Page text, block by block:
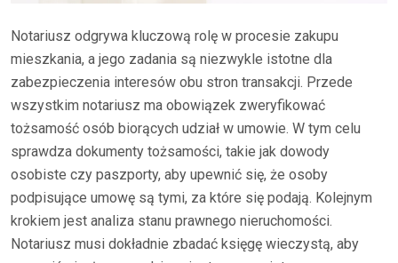
Notariusz odgrywa kluczową rolę w procesie zakupu
mieszkania, a jego zadania są niezwykle istotne dla
zabezpieczenia interesów obu stron transakcji. Przede
wszystkim notariusz ma obowiązek zweryfikować
tożsamość osób biorących udział w umowie. W tym celu
sprawdza dokumenty tożsamości, takie jak dowody
osobiste czy paszporty, aby upewnić się, że osoby
podpisujące umowę są tymi, za które się podają. Kolejnym
krokiem jest analiza stanu prawnego nieruchomości.
Notariusz musi dokładnie zbadać księgę wieczystą, aby